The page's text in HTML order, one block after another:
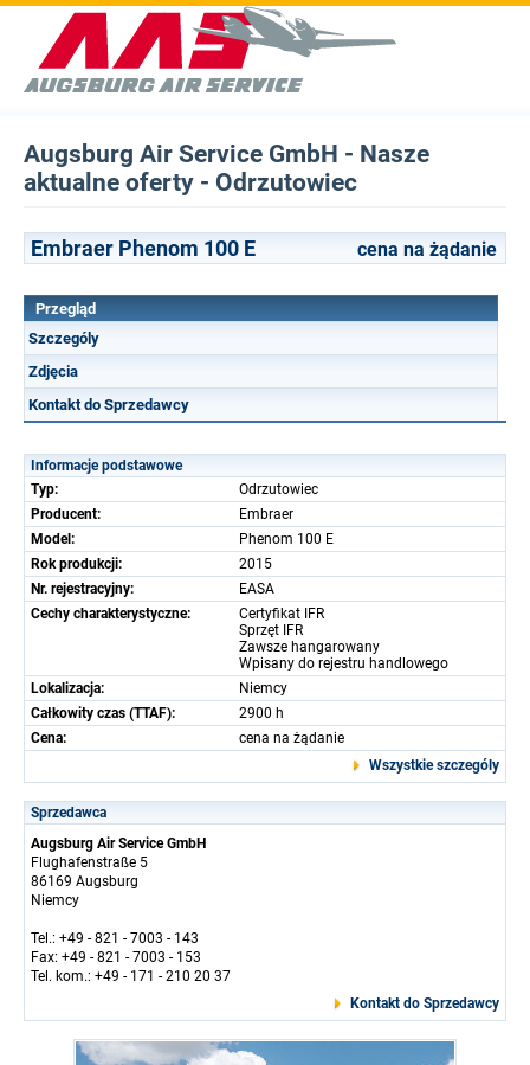
Augsburg Air Service GmbH - Nasze
aktualne oferty - Odrzutowiec
Embraer Phenom 100 E cena na żądanie
Przegląd
Szczególy
Zdjęcia
Kontakt do Sprzedawcy
Informacje podstawowe
Typ:
Odrzutowiec
Producent:
Embraer
Model:
Phenom 100 E
Rok produkcji:
2015
Nr. rejestracyjny:
EASA
Cechy charakterystyczne:
Certyfikat IFR
Sprzęt IFR
Zawsze hangarowany
Wpisany do rejestru handlowego
Lokalizacja:
Niemcy
Całkowity czas (TTAF):
2900 h
Cena:
cena na żądanie
Wszystkie szczególy
Sprzedawca
Augsburg Air Service GmbH
Flughafenstraße 5
86169 Augsburg
Niemcy
Tel.: +49 - 821 - 7003 - 143
Fax: +49 - 821 - 7003 - 153
Tel. kom.: +49 - 171 - 210 20 37
Kontakt do Sprzedawcy